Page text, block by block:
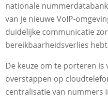
nationale
van je nieuwe VoIP-
duidelijke communicatie
bereikbaarheidsverlies
De keuze om te porteren
overstappen op
centralisatie van nummers